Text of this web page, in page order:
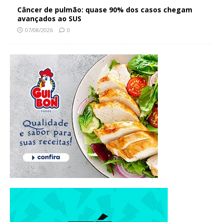
Câncer de pulmão: quase 90% dos casos chegam
avançados ao SUS
07/08/2026 0